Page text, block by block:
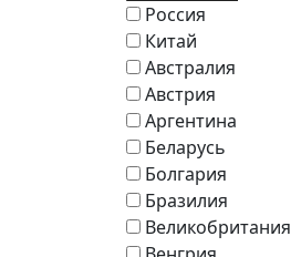
Россия
Китай
Австралия
Австрия
Аргентина
Беларусь
Болгария
Бразилия
Великобритания